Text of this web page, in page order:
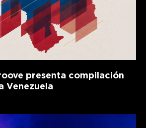
presenta compilación
Venezuela